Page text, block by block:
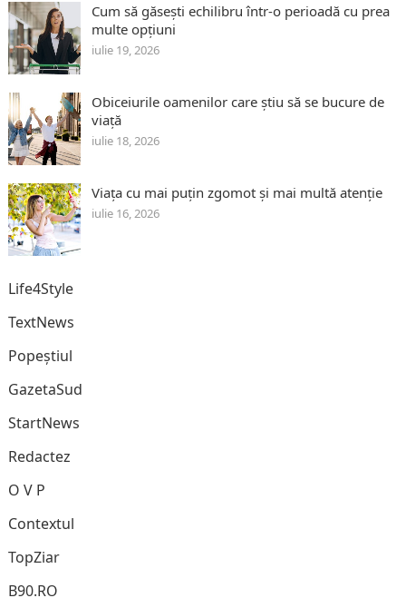
Cum să găsești echilibru într-o perioadă cu prea
multe opțiuni
iulie 19, 2026
Obiceiurile oamenilor care știu să se bucure de
viață
iulie 18, 2026
Viața cu mai puțin zgomot și mai multă atenție
iulie 16, 2026
Life4Style
TextNews
Popeștiul
GazetaSud
StartNews
Redactez
O V P
Contextul
TopZiar
B90.RO